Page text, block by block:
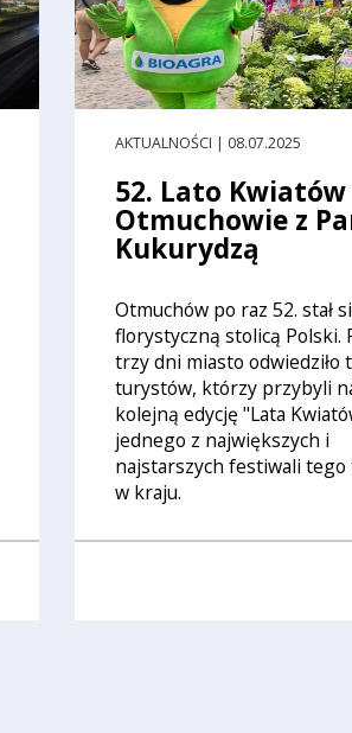
AKTUALNOŚCI | 08.07.2025
52. Lato
Otmuchowie z
Kukurydzą
Otmuchów po raz 52. stał
florystyczną stolicą Polski.
trzy dni miasto odwiedziło
turystów, którzy przybyli
kolejną edycję "Lata
jednego z największych i
najstarszych festiwali tego
w kraju.